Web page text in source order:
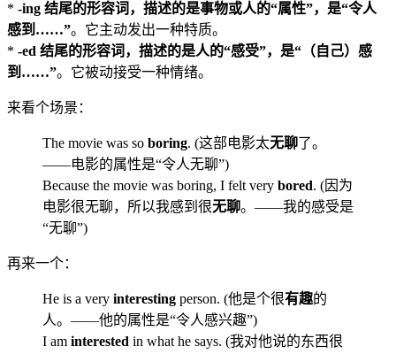
* -ing 结尾的形容词，描述的是事物或人的“属性”，是“令人
感到……”。它主动发出一种特质。
* -ed 结尾的形容词，描述的是人的“感受”，是“（自己）感
到……”。它被动接受一种情绪。
来看个场景：
The movie was so boring. (这部电影太无聊了。
——电影的属性是“令人无聊”)
Because the movie was boring, I felt very bored. (因为
电影很无聊，所以我感到很无聊。——我的感受是
“无聊”)
再来一个：
He is a very interesting person. (他是个很有趣的
人。——他的属性是“令人感兴趣”)
I am interested in what he says. (我对他说的东西很